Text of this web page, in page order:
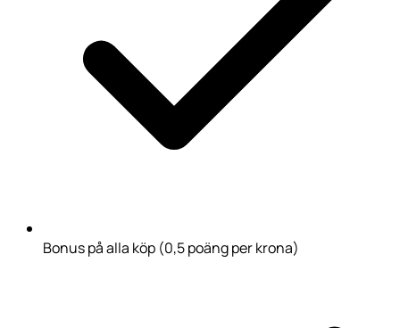
Bonus på alla köp (0,5 poäng per krona)